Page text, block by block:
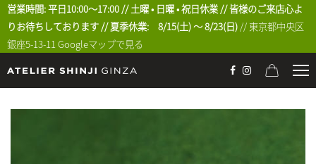
営業時間: 平日10:00〜17:00 // 土曜 • 日曜 • 祝日休業 // 皆様のご来店心よ
りお待ちしております // 夏季休業: 8/15(土) 〜 8/23(日) // 東京都中央区
銀座5-13-11Googleマップで見る